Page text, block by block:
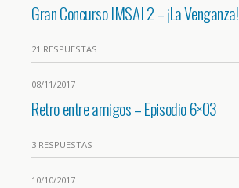
Gran Concurso IMSAI 2 – ¡La Venganza!
21 RESPUESTAS
08/11/2017
Retro entre amigos – Episodio 6×03
3 RESPUESTAS
10/10/2017